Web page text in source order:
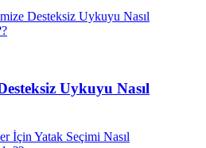
Uykuyu Nasıl